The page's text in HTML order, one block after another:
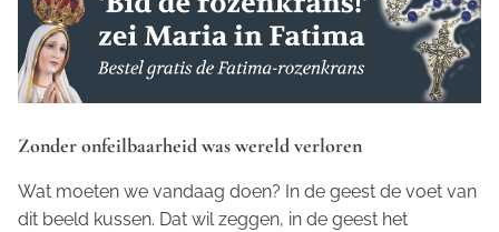
Zonder onfeilbaarheid was wereld verloren
Wat moeten we vandaag doen? In de geest de voet van
dit beeld kussen. Dat wil zeggen, in de geest het